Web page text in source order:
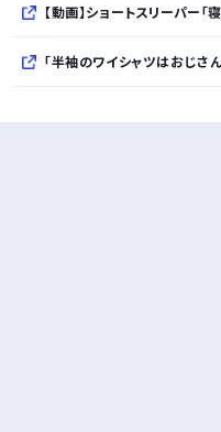
【動画】ショートスリーパー「
「半袖のワイシャツはおじさ